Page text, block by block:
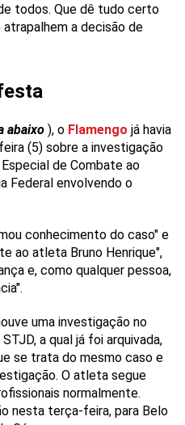
todos. Que dê tudo certo
a decisão de
abaixo ), o Flamengo já havia
(5) sobre a investigação
de Combate ao
Federal envolvendo o
conhecimento do caso" e
ao atleta Bruno Henrique",
e, como qualquer pessoa,
uma investigação no
a qual já foi arquivada,
se trata do mesmo caso e
O atleta segue
normalmente.
nesta terça-feira, para Belo